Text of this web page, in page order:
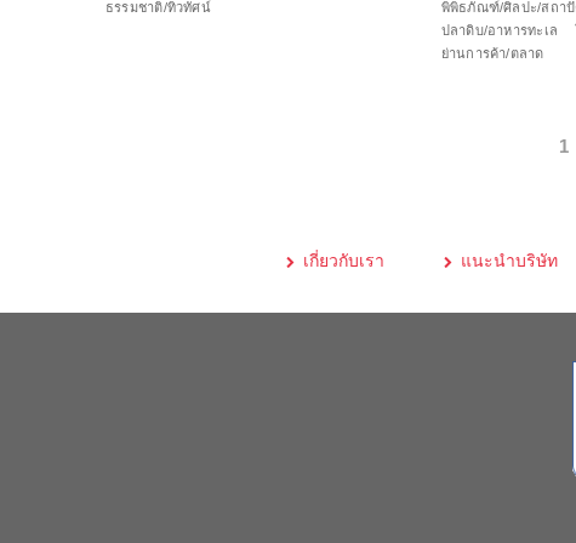
ธรรมชาติ/ทิวทัศน์
พิพิธภัณฑ์/ศิลปะ/สถาปั
ปลาดิบ/อาหารทะเล
ย่านการค้า/ตลาด
1
เกี่ยวกับเรา แนะนำบริษัท